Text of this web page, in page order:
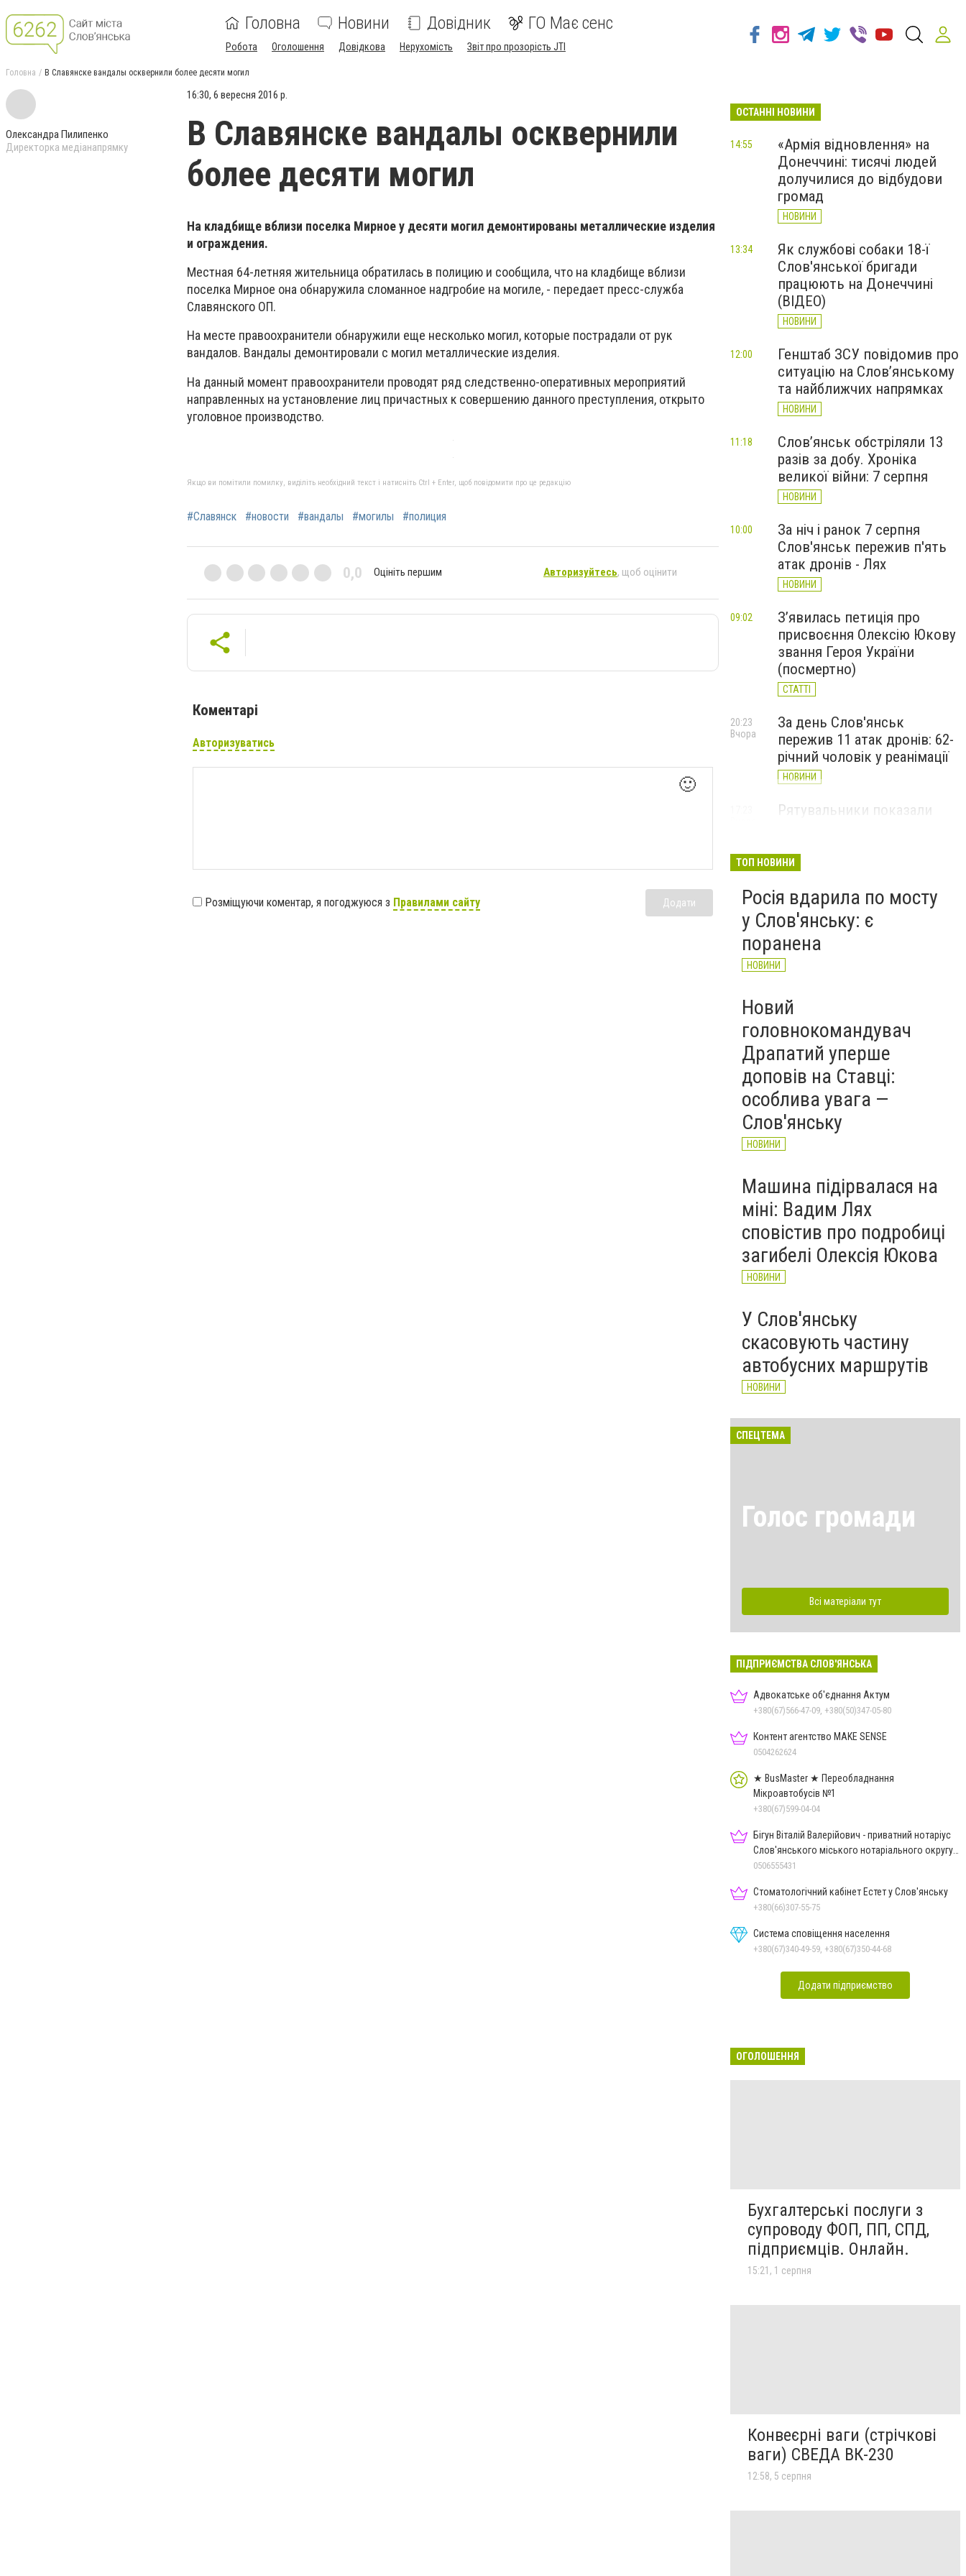
Головна Новини Довідник ГО Має сенс
Робота Оголошення Довідкова Нерухомість Звіт про прозорість JTI
Головна В Славянске вандалы осквернили более десяти могил
Олександра Пилипенко
Директорка медіанапрямку
16:30, 6 вересня 2016 р.
В Славянске вандалы осквернили
более десяти могил
На кладбище вблизи поселка Мирное у десяти могил демонтированы металлические изделия
и ограждения.
Местная 64-летняя жительница обратилась в полицию и сообщила, что на кладбище вблизи
поселка Мирное она обнаружила сломанное надгробие на могиле, - передает пресс-служба
Славянского ОП.
На месте правоохранители обнаружили еще несколько могил, которые пострадали от рук
вандалов. Вандалы демонтировали с могил металлические изделия.
На данный момент правоохранители проводят ряд следственно-оперативных мероприятий
направленных на установление лиц причастных к совершению данного преступления, открыто
уголовное производство.
Якщо ви помітили помилку, виділіть необхідний текст і натисніть Ctrl + Enter, щоб повідомити про це редакцію
#Славянск #новости #вандалы #могилы #полиция
0,0 Оцініть першим Авторизуйтесь, щоб оцінити
Коментарі
Авторизуватись
🙂
Розміщуючи коментар, я погоджуюся з Правилами сайту Додати
ОСТАННІ НОВИНИ
«Армія відновлення» на
Донеччині: тисячі людей
долучилися до відбудови
громад
НОВИНИ
14:55
Як службові собаки 18-ї
Слов'янської бригади
працюють на Донеччині
(ВІДЕО)
НОВИНИ
13:34
Генштаб ЗСУ повідомив про
ситуацію на Слов’янському
та найближчих напрямках
НОВИНИ
12:00
Слов’янськ обстріляли 13
разів за добу. Хроніка
великої війни: 7 серпня
НОВИНИ
11:18
За ніч і ранок 7 серпня
Слов'янськ пережив п'ять
атак дронів - Лях
НОВИНИ
10:00
З’явилась петиція про
присвоєння Олексію Юкову
звання Героя України
(посмертно)
СТАТТІ
09:02
За день Слов'янськ
пережив 11 атак дронів: 62-
річний чоловік у реанімації
НОВИНИ
20:23
Вчора
Рятувальники показали
НОВИНИ
ТОП НОВИНИ
Росія вдарила по мосту
у Слов'янську: є
поранена
НОВИНИ
Новий
головнокомандувач
Драпатий уперше
доповів на Ставці:
особлива увага —
Слов'янську
НОВИНИ
Машина підірвалася на
міні: Вадим Лях
сповістив про подробиці
загибелі Олексія Юкова
НОВИНИ
У Слов'янську
скасовують частину
автобусних маршрутів
НОВИНИ
СПЕЦТЕМА
Голос громади
Всі матеріали тут
ПІДПРИЄМСТВА СЛОВ'ЯНСЬКА
Адвокатське об'єднання Актум
+380(67)566-47-09, +380(50)347-05-80
Контент агентство MAKE SENSE
0504262624
★ BusMaster ★ Переобладнання
Мікроавтобусів №1
+380(67)599-04-04
Бігун Віталій Валерійович - приватний нотаріус
Слов'янського міського нотаріального округу
Дон.обл.
0506555431
Стоматологічний кабінет Естет у Слов'янську
+380(66)307-55-75
Система сповіщення населення
+380(67)340-49-59, +380(67)350-44-68
Додати підприємство
ОГОЛОШЕННЯ
Бухгалтерські послуги з
супроводу ФОП, ПП, СПД,
підприємців. Онлайн.
15:21, 1 серпня
Конвеєрні ваги (стрічкові
ваги) СВЕДА ВК-230
12:58, 5 серпня